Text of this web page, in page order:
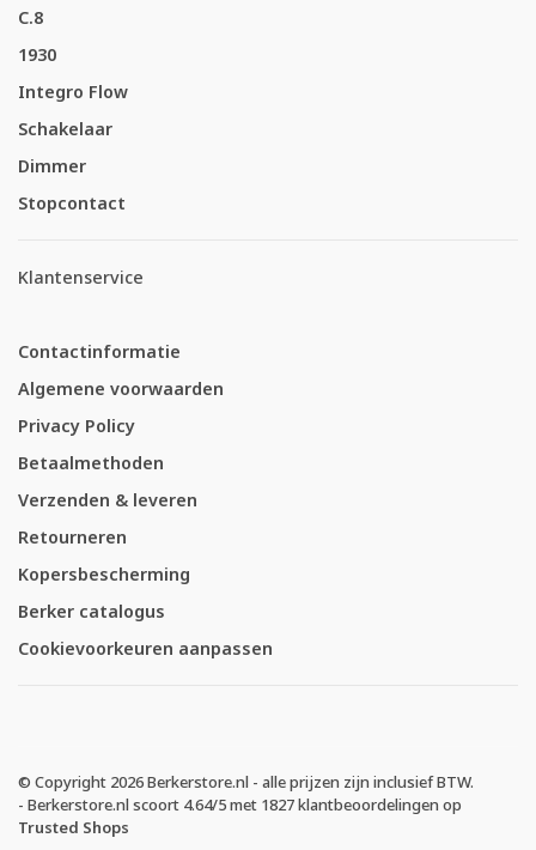
C.8
1930
Integro Flow
Schakelaar
Dimmer
Stopcontact
Klantenservice
Contactinformatie
Algemene voorwaarden
Privacy Policy
Betaalmethoden
Verzenden & leveren
Retourneren
Kopersbescherming
Berker catalogus
Cookievoorkeuren aanpassen
© Copyright 2026 Berkerstore.nl - alle prijzen zijn inclusief BTW.
- Berkerstore.nl scoort 4.64/5met 1827klantbeoordelingen op
Trusted Shops